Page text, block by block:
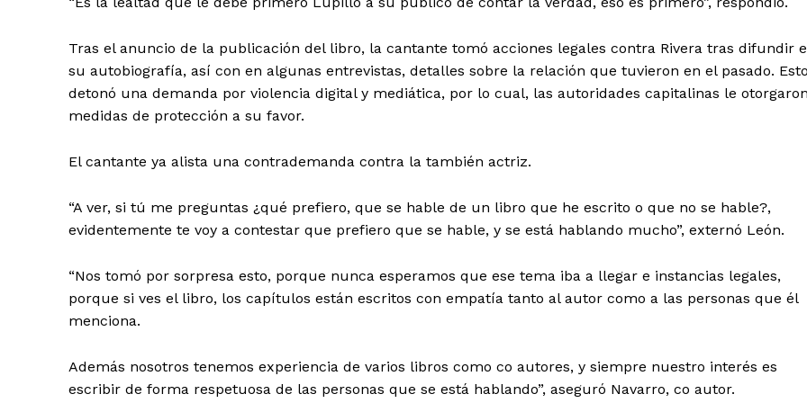
Tras el anuncio de la publicación del libro, la cantante tomó acciones legales contra Rivera tras difundir
su autobiografía, así con en algunas entrevistas, detalles sobre la relación que tuvieron en el pasado. Esto
detonó una demanda por violencia digital y mediática, por lo cual, las autoridades capitalinas le otorgaron
medidas de protección a su favor.
El cantante ya alista una contrademanda contra la también actriz.
“A ver, si tú me preguntas ¿qué prefiero, que se hable de un libro que he escrito o que no se hable?,
evidentemente te voy a contestar que prefiero que se hable, y se está hablando mucho”, externó León.
“Nos tomó por sorpresa esto, porque nunca esperamos que ese tema iba a llegar e instancias legales,
porque si ves el libro, los capítulos están escritos con empatía tanto al autor como a las personas que él
menciona.
Además nosotros tenemos experiencia de varios libros como co autores, y siempre nuestro interés es
escribir de forma respetuosa de las personas que se está hablando”, aseguró Navarro, co autor.